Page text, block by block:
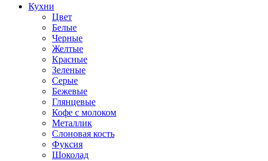
Кухни
Цвет
Белые
Черные
Желтые
Красные
Зеленые
Серые
Бежевые
Глянцевые
Кофе с молоком
Металлик
Слоновая кость
Фуксия
Шоколад